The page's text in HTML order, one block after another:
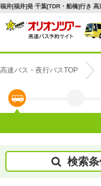
福井[福井]発 千葉[TDR・船橋]行き
高速バス・夜行バスTOP
検索